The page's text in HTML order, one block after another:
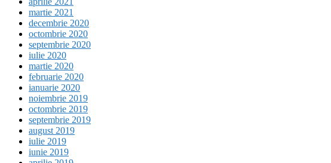
martie 2021
decembrie 2020
octombrie 2020
septembrie 2020
iulie 2020
martie 2020
februarie 2020
ianuarie 2020
noiembrie 2019
octombrie 2019
septembrie 2019
august 2019
iulie 2019
iunie 2019